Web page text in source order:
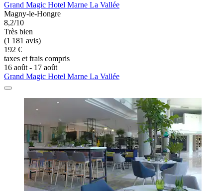
Grand Magic Hotel Marne La Vallée
Magny-le-Hongre
8,2/10
Très bien
(1 181 avis)
192 €
taxes et frais compris
16 août - 17 août
Grand Magic Hotel Marne La Vallée